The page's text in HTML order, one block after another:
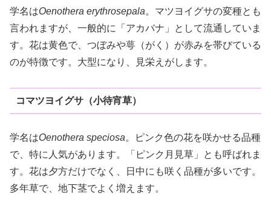
学名はOenothera erythrosepala。マツヨイグサの変種とも
言われますが、一般的に「アカバナ」として流通していま
す。花は黄色で、つぼみや萼（がく）が赤みを帯びている
のが特徴です。大型になり、見栄えがします。
コマツヨイグサ（小待宵草）
学名はOenothera speciosa。ピンク色の花を咲かせる品種
で、特に人気があります。「ピンク月見草」とも呼ばれま
す。花は夕方だけでなく、日中にも咲く品種が多いです。
多年草で、地下茎でよく増えます。